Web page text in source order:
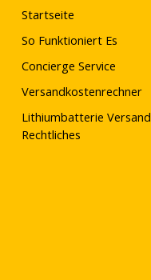
Startseite
So Funktioniert Es
Concierge Service
Versandkostenrechner
Lithiumbatterie Versand
Rechtliches